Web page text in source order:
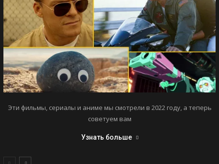
Эти фильмы, сериалы и аниме мы смотрели в 2022 году, а теперь
советуем вам
Узнать больше